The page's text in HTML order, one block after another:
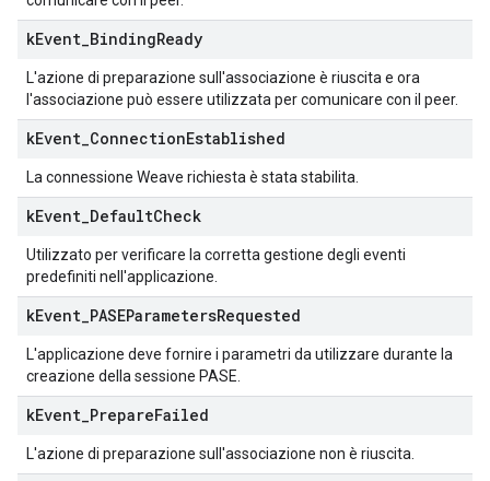
kEvent BindingReady
L'azione di preparazione sull'associazione è riuscita e ora
l'associazione può essere utilizzata per comunicare con il peer.
kEvent ConnectionEstablished
La connessione Weave richiesta è stata stabilita.
kEvent DefaultCheck
Utilizzato per verificare la corretta gestione degli eventi
predefiniti nell'applicazione.
kEvent PASEParametersRequested
L'applicazione deve fornire i parametri da utilizzare durante la
creazione della sessione PASE.
kEvent PrepareFailed
L'azione di preparazione sull'associazione non è riuscita.